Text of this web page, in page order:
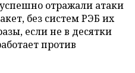
отражали атаки
без систем РЭБ их
если не в десятки
против